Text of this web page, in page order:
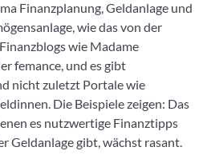
Finanzplanung, Geldanlage und
wie das von der
wie Madame
femance, und es gibt
nicht zuletzt Portale wie
Die Beispiele zeigen: Das
es nutzwertige Finanztipps
Geldanlage gibt, wächst rasant.